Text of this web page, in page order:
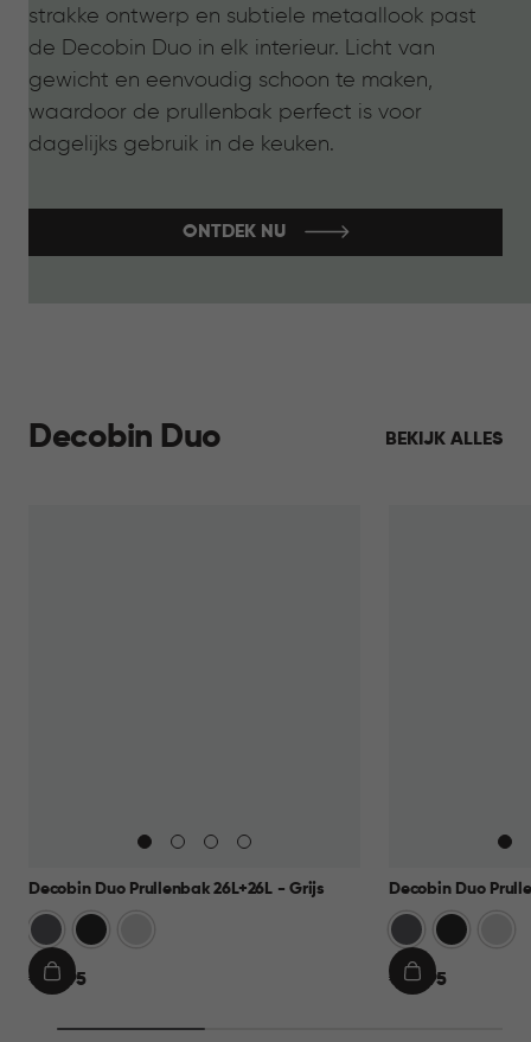
strakke ontwerp en subtiele metaallook past
de Decobin Duo in elk interieur. Licht van
gewicht en eenvoudig schoon te maken,
waardoor de prullenbak perfect is voor
dagelijks gebruik in de keuken.
ONTDEK NU
Decobin Duo BEKIJK ALLES
Decobin Duo Prullenbak 26L+26L - Grijs
Grijs Zwart
€€ 69,95
IN
Decobin Duo
Grijs Zwart
€€ 69,95
IN